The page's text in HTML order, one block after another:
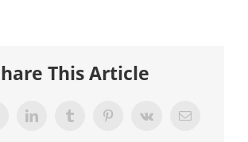
This Article
LinkedInTumblrPinterestVk
E-